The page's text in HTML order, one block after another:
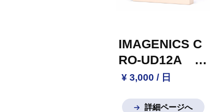
IMAGENICS C
RO-UD12A H
DMI分配器（2
¥ 3,000 / 日
詳細ページへ